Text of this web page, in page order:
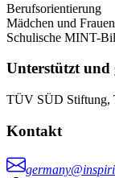
Berufsorientierung
Mädchen und
Schulische MINT-
Unterstützt und
TÜV SÜD Stiftung,
Kontakt